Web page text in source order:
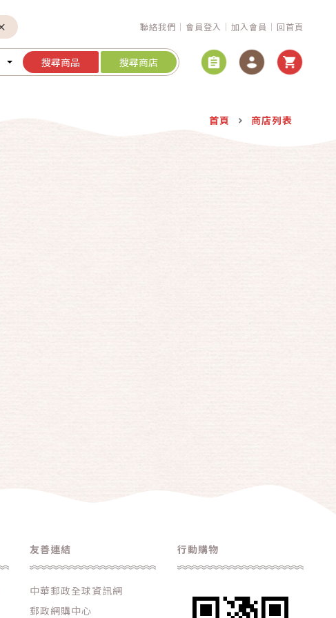
聯絡我們 會員登入 加入會員 回首頁
搜尋商品 搜尋商店
首頁 商店列表
友善連結
中華郵政全球資訊網
郵政網購中心
行動購物